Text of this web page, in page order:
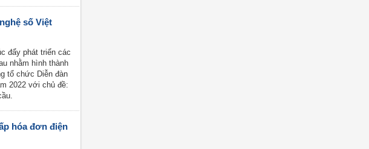
số Việt
đẩy phát triển các
nhằm hình thành
tổ chức Diễn đàn
2022 với chủ đề:
hóa đơn điện